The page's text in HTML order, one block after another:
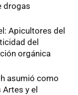
drogas
Apicultores del
del
orgánica
asumió como
Artes y el